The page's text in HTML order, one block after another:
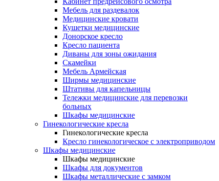
Мебель для раздевалок
Медицинские кровати
Кушетки медицинские
Донорское кресло
Кресло пациента
Диваны для зоны ожидания
Скамейки
Мебель Армейская
Ширмы медицинские
Штативы для капельницы
Тележки медицинские для перевозки
больных
Шкафы медицинские
Гинекологические кресла
Гинекологические кресла
Кресло гинекологическое с электроприводом
Шкафы медицинские
Шкафы медицинские
Шкафы для документов
Шкафы металлические с замком